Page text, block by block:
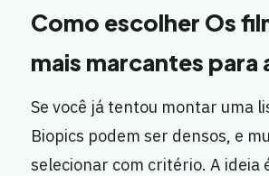
Como escolher Os
mais marcantes para
Se você já tentou montar uma
Biopics podem ser densos, e
selecionar com critério. A ideia